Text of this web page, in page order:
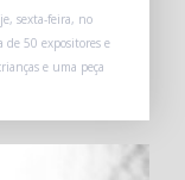
sexta-feira, no
de 50 expositores e
e uma peça